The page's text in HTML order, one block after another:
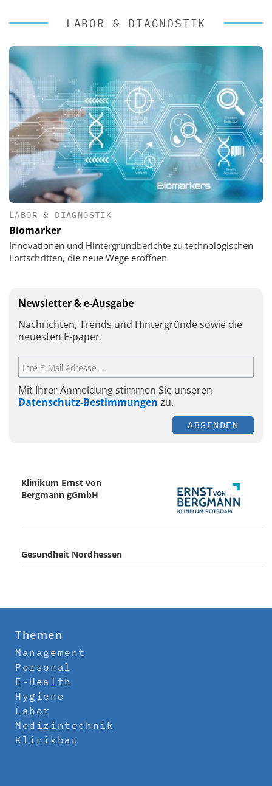
LABOR & DIAGNOSTIK
LABOR & DIAGNOSTIK
Biomarker
Innovationen und Hintergrundberichte zu technologischen
Fortschritten, die neue Wege eröffnen
Newsletter & e-Ausgabe
Nachrichten, Trends und Hintergründe sowie die
neuesten E-paper.
Mit Ihrer Anmeldung stimmen Sie unseren
Datenschutz-Bestimmungen zu.
ABSENDEN
Klinikum Ernst von
Bergmann gGmbH
Gesundheit Nordhessen
Themen
Management
Personal
E-Health
Hygiene
Labor
Medizintechnik
Klinikbau